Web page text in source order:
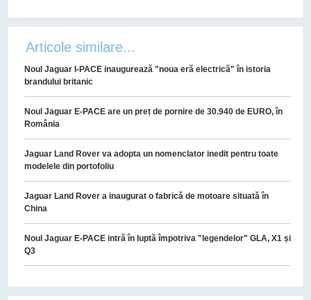
Articole similare...
Noul Jaguar I-PACE inaugurează "noua eră electrică" în istoria
brandului britanic
Noul Jaguar E-PACE are un preț de pornire de 30.940 de EURO, în
România
Jaguar Land Rover va adopta un nomenclator inedit pentru toate
modelele din portofoliu
Jaguar Land Rover a inaugurat o fabrică de motoare situată în
China
Noul Jaguar E-PACE intră în luptă împotriva "legendelor" GLA, X1 și
Q3